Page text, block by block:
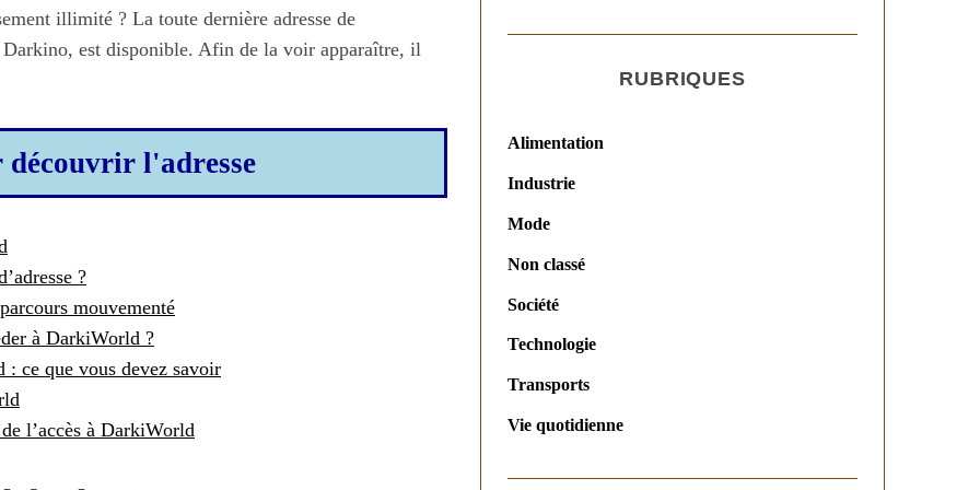
illimité ? La toute dernière adresse de
est disponible. Afin de la voir apparaître, il
l'adresse
?
mouvementé
à DarkiWorld ?
ce que vous devez savoir
l’accès à DarkiWorld
RUBRIQUES
Alimentation
Industrie
Mode
Non classé
Société
Technologie
Transports
Vie quotidienne